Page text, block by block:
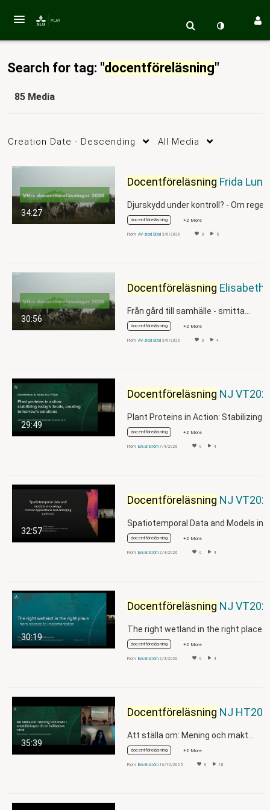
Search for tag: "docentföreläsning"
85 Media
Creation Date - Descending All Media
34:27
Docentföreläsning Frida Lundmark Hedman
docentföreläsning +2 More
From AV-stod Stöd 3/6/2026 0 5
30:56
Docentföreläsning Elisabeth Rajala
Från gård till samhälle - smitta…
docentföreläsning +2 More
From AV-stod Stöd 3/6/2026 0 4
29:49
Docentföreläsning NJ VT2026 Jing Lu
Plant Proteins in Action: Stabilizing…
docentföreläsning +2 More
From Eva Enström 7/4/2026 0 4
32:57
Docentföreläsning NJ VT2026 Max Lindmark
docentföreläsning +2 More
From Eva Enström 2/4/2026 0 4
30:19
Docentföreläsning NJ VT2026 - Pia Geranmayeh
docentföreläsning +2 More
From Eva Enström 2/4/2026 0 4
35:39
Docentföreläsning NJ HT2025-Sara Holmgren
Att ställa om: Mening och makt…
docentföreläsning +2 More
From Eva Enström 16/10/2025 0 18